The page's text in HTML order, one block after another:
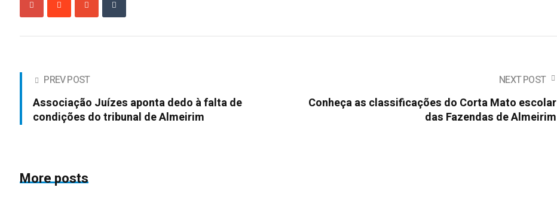
PREV POST
Associação Juízes aponta dedo à falta de
condições do tribunal de Almeirim
NEXT POST
Conheça as classificações do Corta Mato escolar
das Fazendas de Almeirim
More posts